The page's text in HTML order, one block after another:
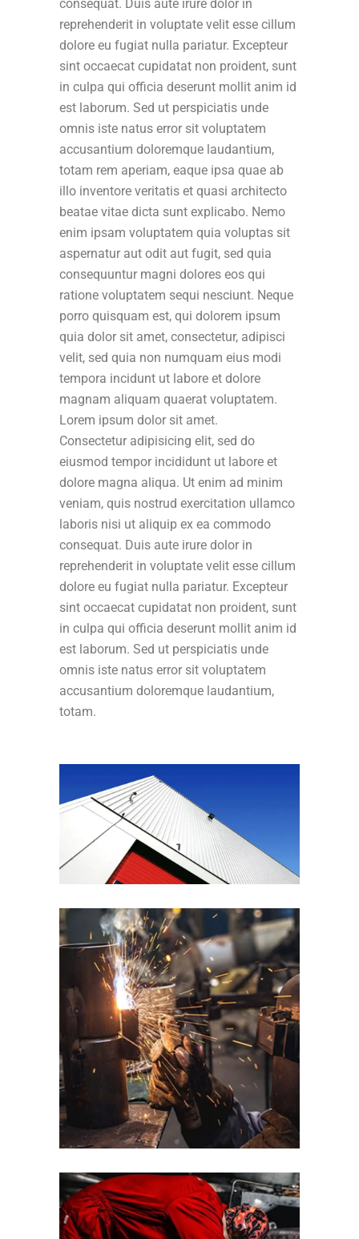
consequat. Duis aute irure dolor in
reprehenderit in voluptate velit esse cillum
dolore eu fugiat nulla pariatur. Excepteur
sint occaecat cupidatat non proident, sunt
in culpa qui officia deserunt mollit anim id
est laborum. Sed ut perspiciatis unde
omnis iste natus error sit voluptatem
accusantium doloremque laudantium,
totam rem aperiam, eaque ipsa quae ab
illo inventore veritatis et quasi architecto
beatae vitae dicta sunt explicabo. Nemo
enim ipsam voluptatem quia voluptas sit
aspernatur aut odit aut fugit, sed quia
consequuntur magni dolores eos qui
ratione voluptatem sequi nesciunt. Neque
porro quisquam est, qui dolorem ipsum
quia dolor sit amet, consectetur, adipisci
velit, sed quia non numquam eius modi
tempora incidunt ut labore et dolore
magnam aliquam quaerat voluptatem.
Lorem ipsum dolor sit amet.
Consectetur adipisicing elit, sed do
eiusmod tempor incididunt ut labore et
dolore magna aliqua. Ut enim ad minim
veniam, quis nostrud exercitation ullamco
laboris nisi ut aliquip ex ea commodo
consequat. Duis aute irure dolor in
reprehenderit in voluptate velit esse cillum
dolore eu fugiat nulla pariatur. Excepteur
sint occaecat cupidatat non proident, sunt
in culpa qui officia deserunt mollit anim id
est laborum. Sed ut perspiciatis unde
omnis iste natus error sit voluptatem
accusantium doloremque laudantium,
totam.